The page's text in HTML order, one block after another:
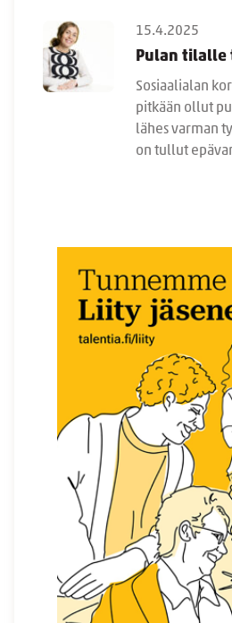
15.4.2025
Pulan tilalle
Sosiaalialan
pitkään ollut
lähes varman
on tullut